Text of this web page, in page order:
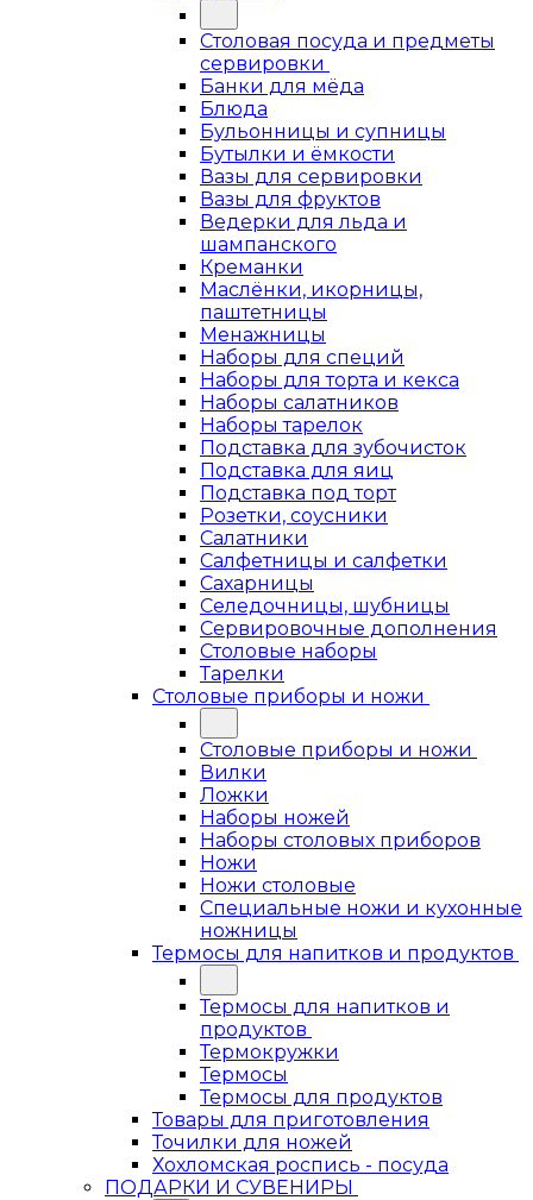
Столовая посуда и предметы
сервировки
Банки для мёда
Блюда
Бульонницы и супницы
Бутылки и ёмкости
Вазы для сервировки
Вазы для фруктов
Ведерки для льда и
шампанского
Креманки
Маслёнки, икорницы,
паштетницы
Менажницы
Наборы для специй
Наборы для торта и кекса
Наборы салатников
Наборы тарелок
Подставка для зубочисток
Подставка для яиц
Подставка под торт
Розетки, соусники
Салатники
Салфетницы и салфетки
Сахарницы
Селедочницы, шубницы
Сервировочные дополнения
Столовые наборы
Тарелки
Столовые приборы и ножи
Столовые приборы и ножи
Вилки
Ложки
Наборы ножей
Наборы столовых приборов
Ножи
Ножи столовые
Специальные ножи и кухонные
ножницы
Термосы для напитков и продуктов
Термосы для напитков и
продуктов
Термокружки
Термосы
Термосы для продуктов
Товары для приготовления
Точилки для ножей
Хохломская роспись - посуда
ПОДАРКИ И СУВЕНИРЫ